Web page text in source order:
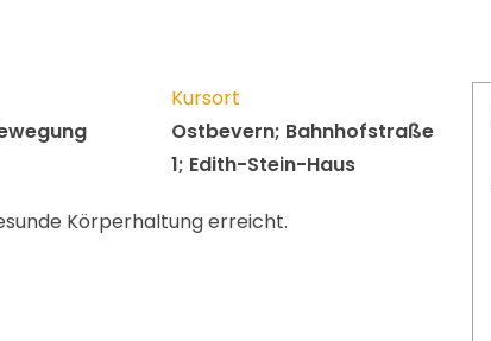
Kursort
Ostbevern; Bahnhofstraße
1; Edith-Stein-Haus
Körperhaltung erreicht.